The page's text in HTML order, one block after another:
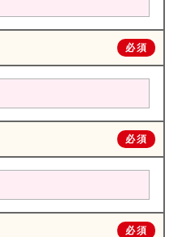
必須
必須
必須